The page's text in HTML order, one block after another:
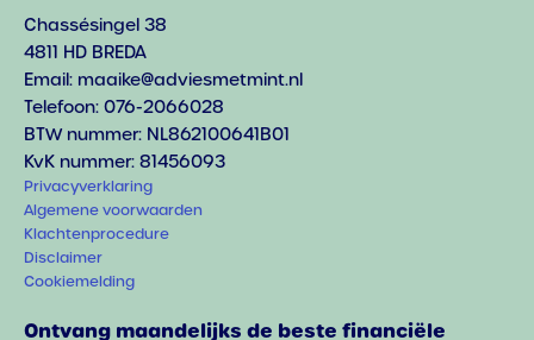
Chassésingel 38
4811 HD BREDA
Email: maaike@adviesmetmint.nl
Telefoon: 076-2066028
BTW nummer: NL862100641B01
KvK nummer: 81456093
Privacyverklaring
Algemene voorwaarden
Klachtenprocedure
Disclaimer
Cookiemelding
Ontvang maandelijks de beste financiële